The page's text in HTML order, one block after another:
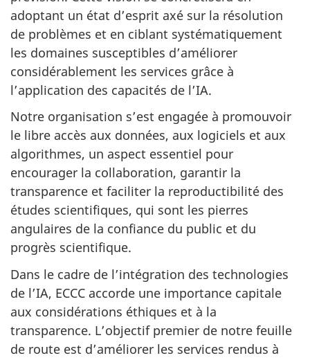
adoptant un état d’esprit axé sur la résolution
de problèmes et en ciblant systématiquement
les domaines susceptibles d’améliorer
considérablement les services grâce à
l’application des capacités de l’IA.
Notre organisation s’est engagée à promouvoir
le libre accès aux données, aux logiciels et aux
algorithmes, un aspect essentiel pour
encourager la collaboration, garantir la
transparence et faciliter la reproductibilité des
études scientifiques, qui sont les pierres
angulaires de la confiance du public et du
progrès scientifique.
Dans le cadre de l’intégration des technologies
de l’IA, ECCC accorde une importance capitale
aux considérations éthiques et à la
transparence. L’objectif premier de notre feuille
de route est d’améliorer les services rendus à